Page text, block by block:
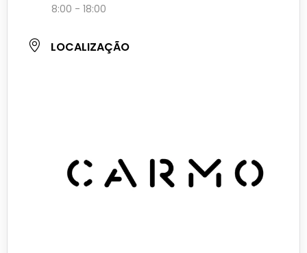
8:00 - 18:00
LOCALIZAÇÃO